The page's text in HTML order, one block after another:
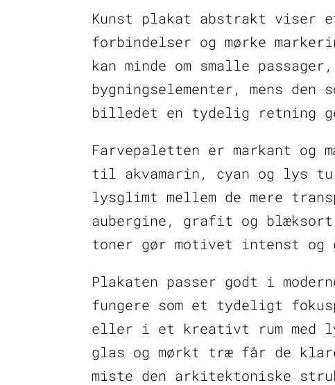
Kunst plakat abstrakt
forbindelser og mørke
kan minde om smalle
bygningselementer, mens
billedet en tydelig retning
Farvepaletten er markant og
til akvamarin, cyan og lys
lysglimt mellem de mere
aubergine, grafit og blæksort
toner gør motivet intenst
Plakaten passer godt i
fungere som et tydeligt
eller i et kreativt rum med
glas og mørkt træ får de
miste den arkitektoniske